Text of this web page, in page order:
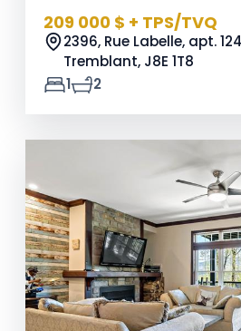
209 000 $ + TPS/TVQ
2396, Rue Labelle, apt.
Tremblant, J8E 1T8
1
2